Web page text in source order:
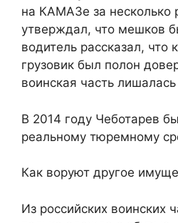
на КАМАЗе за несколько
утверждал, что мешков
водитель рассказал, что
грузовик был полон
воинская часть
В 2014 году Чеботарев
реальному тюремному
Как воруют другое
Из российских воинских